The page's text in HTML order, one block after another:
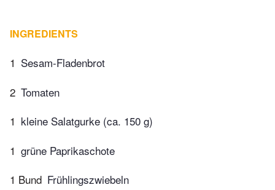
INGREDIENTS
1 Sesam-Fladenbrot
2 Tomaten
1 kleine Salatgurke (ca. 150 g)
1 grüne Paprikaschote
1 Bund Frühlingszwiebeln